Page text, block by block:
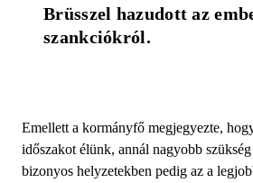
Brüsszel hazudott az
szankciókról.
Emellett a kormányfő megjegyezte,
időszakot élünk, annál nagyobb
bizonyos helyzetekben pedig az a